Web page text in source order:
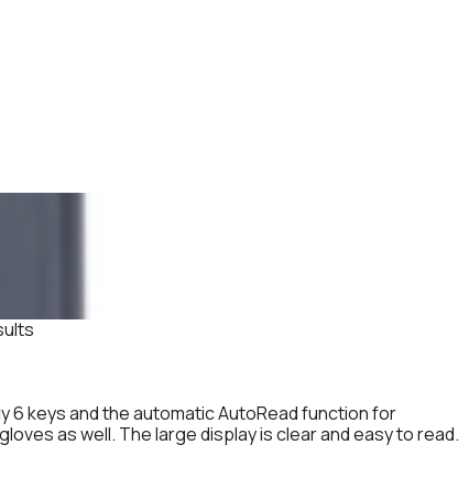
6 keys and the automatic AutoRead function for
as well. The large display is clear and easy to read.